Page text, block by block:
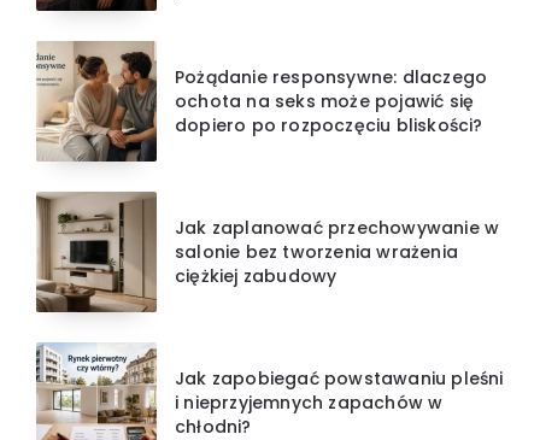
Pożądanie responsywne: dlaczego
ochota na seks może pojawić się
dopiero po rozpoczęciu bliskości?
Jak zaplanować przechowywanie w
salonie bez tworzenia wrażenia
ciężkiej zabudowy
Jak zapobiegać powstawaniu pleśni
i nieprzyjemnych zapachów w
chłodni?